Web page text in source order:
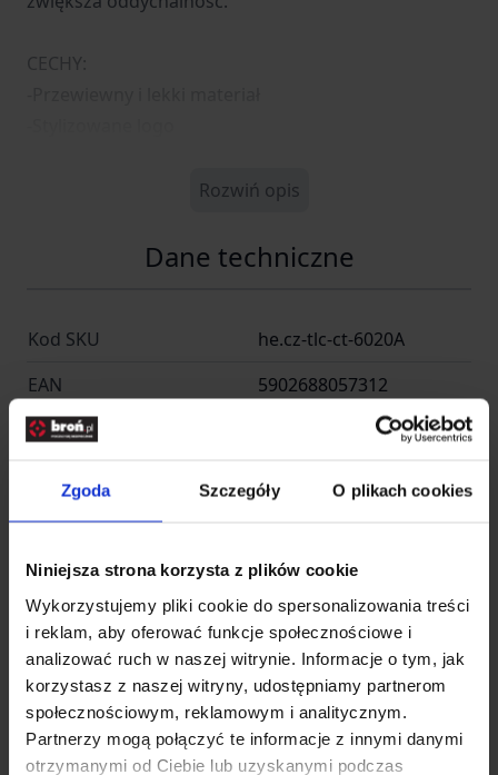
Zgoda Szczegóły O plikach cookies
Niniejsza strona korzysta z plików cookie
Wykorzystujemy pliki cookie do spersonalizowania treści
i reklam, aby oferować funkcje społecznościowe i
analizować ruch w naszej witrynie. Informacje o tym, jak
korzystasz z naszej witryny, udostępniamy partnerom
społecznościowym, reklamowym i analitycznym.
Partnerzy mogą połączyć te informacje z innymi danymi
otrzymanymi od Ciebie lub uzyskanymi podczas
CECHY:
Rozwiń opis
Dane techniczne
Kod SKU
he.cz-tlc-ct-6020A
EAN
5902688057312
Producent
Producent
Entire M Wrocław -
Helikon Polska
Kraj
Polska
Adres
Radomska 34
Kod pocztowy
54-032